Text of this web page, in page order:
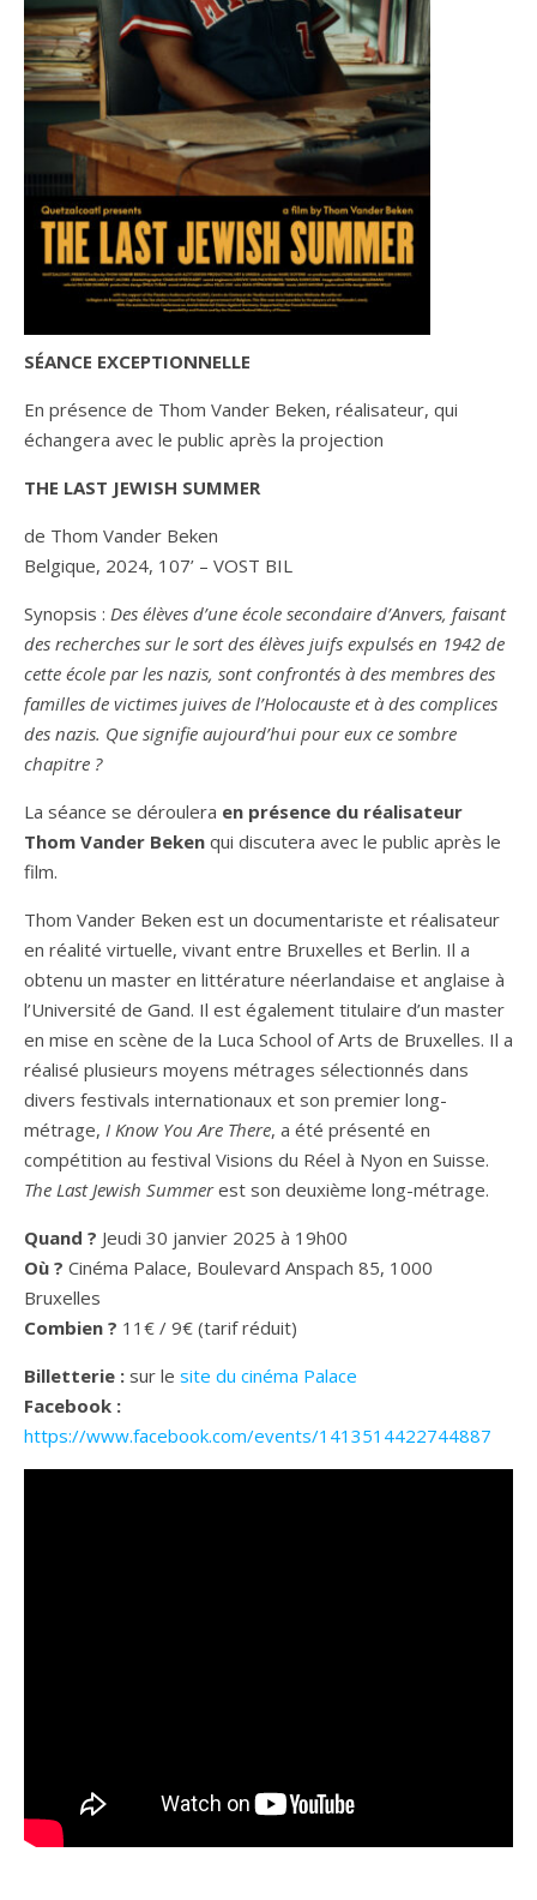
SÉANCE EXCEPTIONNELLE
En présence de Thom Vander Beken, réalisateur, qui
échangera avec le public après la projection
THE LAST JEWISH SUMMER
de Thom Vander Beken
Belgique, 2024, 107’ – VOST BIL
Synopsis : Des élèves d’une école secondaire d’Anvers, faisant
des recherches sur le sort des élèves juifs expulsés en 1942 de
cette école par les nazis, sont confrontés à des membres des
familles de victimes juives de l’Holocauste et à des complices
des nazis. Que signifie aujourd’hui pour eux ce sombre
chapitre ?
La séance se déroulera en présence du réalisateur
Thom Vander Beken qui discutera avec le public après le
film.
Thom Vander Beken est un documentariste et réalisateur
en réalité virtuelle, vivant entre Bruxelles et Berlin. Il a
obtenu un master en littérature néerlandaise et anglaise à
l’Université de Gand. Il est également titulaire d’un master
en mise en scène de la Luca School of Arts de Bruxelles. Il a
réalisé plusieurs moyens métrages sélectionnés dans
divers festivals internationaux et son premier long-
métrage, I Know You Are There, a été présenté en
compétition au festival Visions du Réel à Nyon en Suisse.
The Last Jewish Summerest son deuxième long-métrage.
Quand ? Jeudi 30 janvier 2025 à 19h00
Où ? Cinéma Palace, Boulevard Anspach 85, 1000
Bruxelles
Combien ? 11€ / 9€ (tarif réduit)
Billetterie : sur le site du cinéma Palace
Facebook :
https://www.facebook.com/events/1413514422744887